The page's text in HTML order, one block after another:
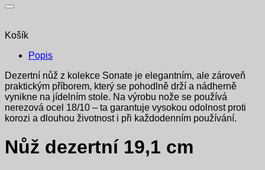
Košík
Popis
Dezertní nůž z kolekce Sonate je elegantním, ale zároveň
praktickým příborem, který se pohodlně drží a nádherně
vynikne na jídelním stole. Na výrobu nože se používá
nerezová ocel 18/10 – ta garantuje vysokou odolnost proti
korozi a dlouhou životnost i při každodenním používání.
Nůž dezertní 19,1 cm